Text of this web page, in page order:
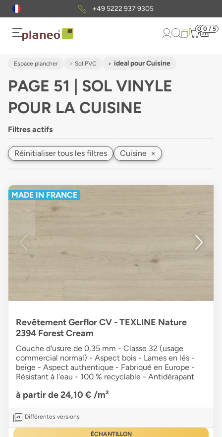
Envoi gratuit d'échantillons
0 0 / 5
Espace plancher Sol PVC ideal pour Cuisine
PAGE 51 | SOL VINYLE
POUR LA CUISINE
Filtres actifs
Réinitialiser tous les filtres Cuisine ×
MADE IN FRANCE
Revêtement Gerflor CV - TEXLINE Nature
2394 Forest Cream
Couche d'usure de 0,35 mm - Classe 32 (usage
commercial normal) - Aspect bois - Lames en lés -
beige - Aspect authentique - Fabriqué en Europe -
Résistant à l'eau - 100 % recyclable - Antidérapant
à partir de 24,10 € /m²
Différentes versions
ÉCHANTILLON